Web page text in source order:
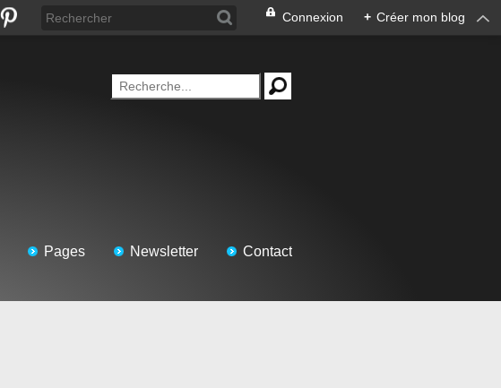
Connexion + Créer mon blog
Pages Newsletter Contact